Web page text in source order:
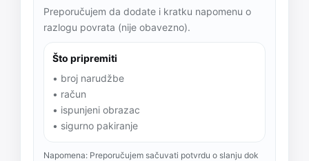
Preporučujem da dodate i kratku napomenu o
razlogu povrata (nije obavezno).
Što pripremiti
• broj narudžbe
• račun
• ispunjeni obrazac
• sigurno pakiranje
Napomena: Preporučujem sačuvati potvrdu o slanju dok